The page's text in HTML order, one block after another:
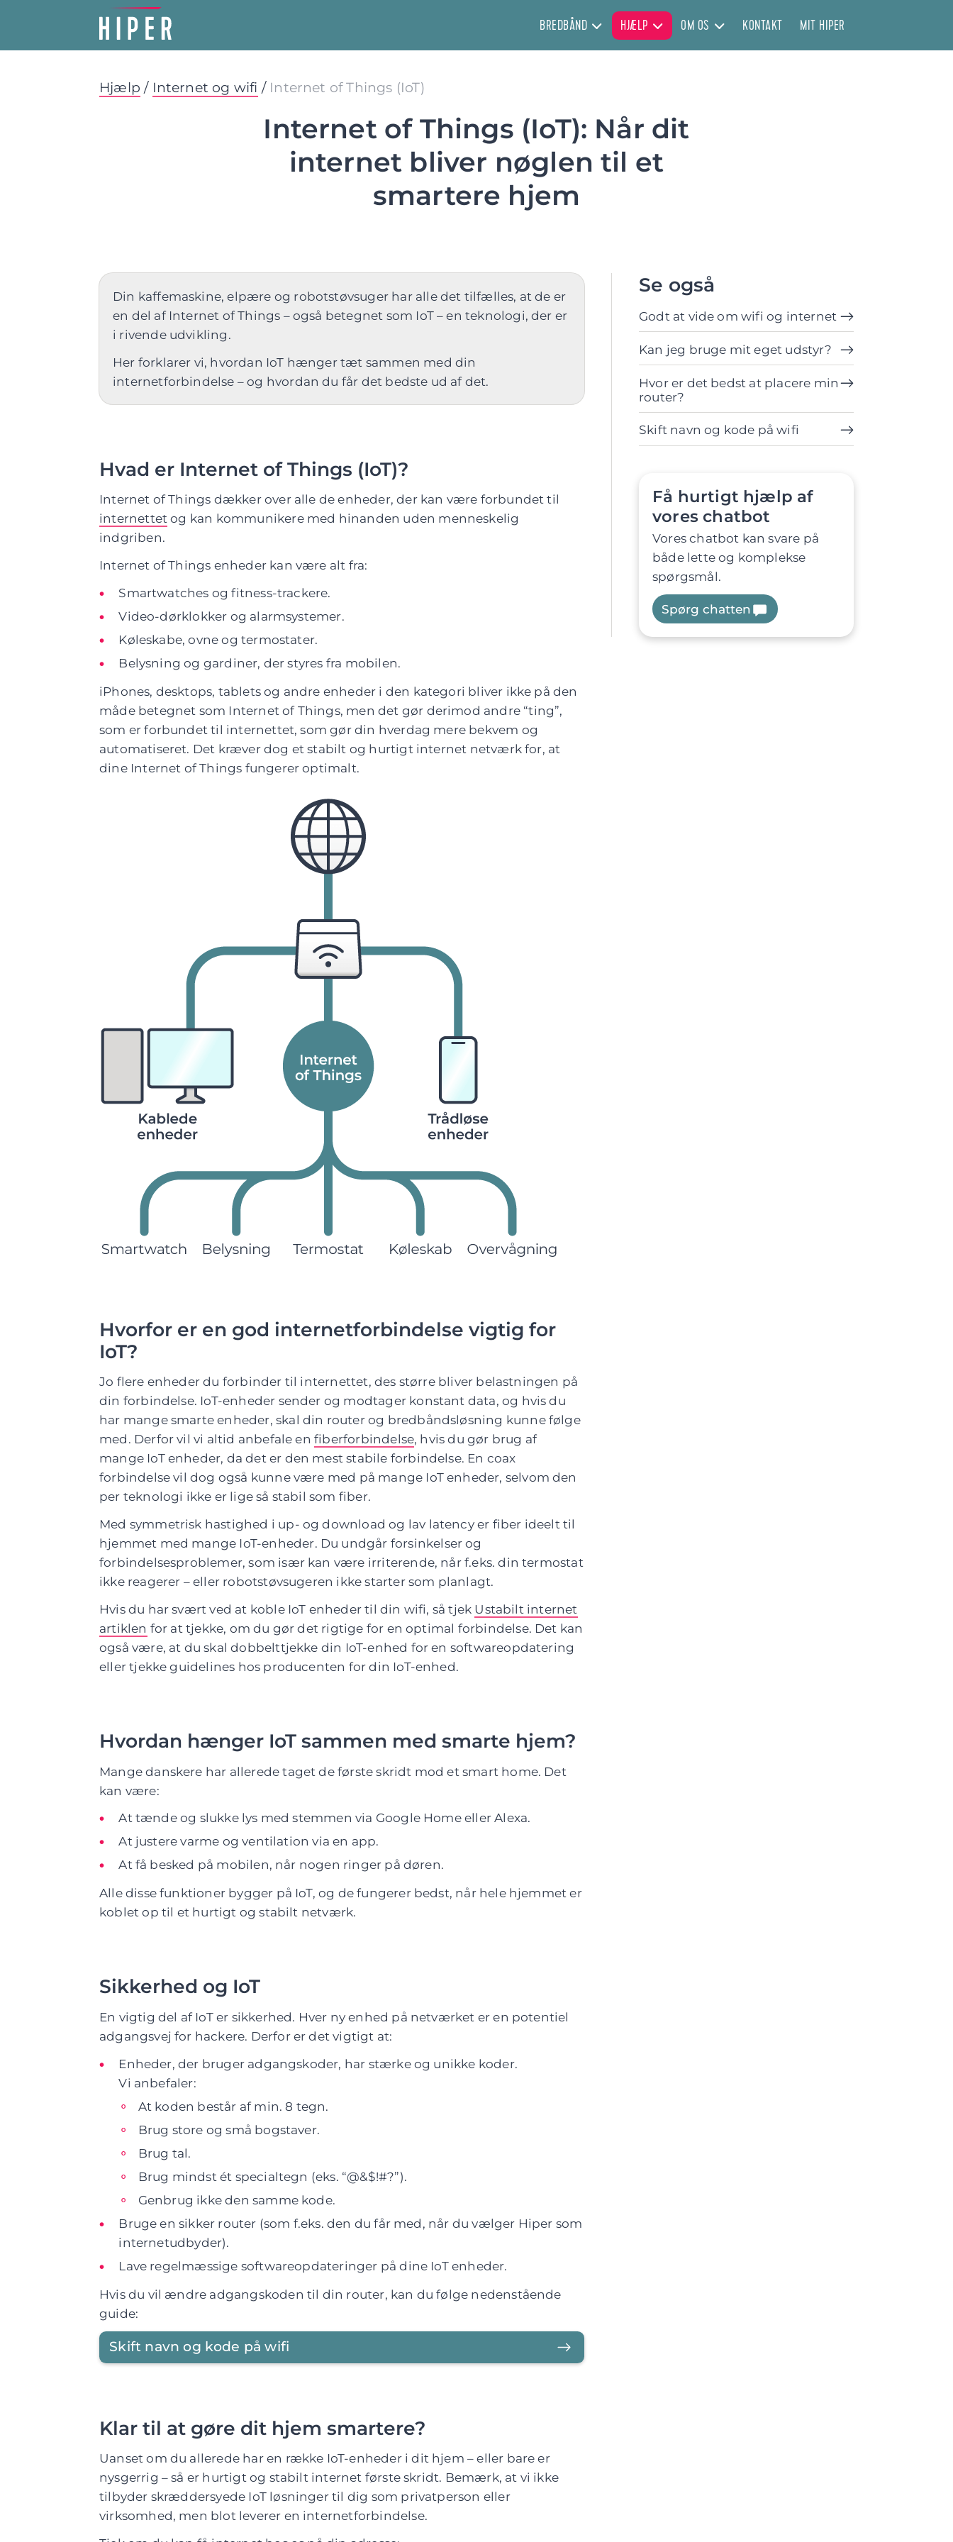
BREDBÅND HJÆLP OM OS KONTAKT MIT HIPER
Hjælp / Internet og wifi / Internet of Things (IoT)
Internet of Things (IoT): Når dit
internet bliver nøglen til et
smartere hjem
Din kaffemaskine, elpære og robotstøvsuger har alle det tilfælles, at de er
en del af Internet of Things – også betegnet som IoT – en teknologi, der er
i rivende udvikling.
Her forklarer vi, hvordan IoT hænger tæt sammen med din
internetforbindelse – og hvordan du får det bedste ud af det.
Hvad er Internet of Things (IoT)?
Internet of Things dækker over alle de enheder, der kan være forbundet til
internettet og kan kommunikere med hinanden uden menneskelig
indgriben.
Internet of Things enheder kan være alt fra:
Smartwatches og fitness-trackere.
Video-dørklokker og alarmsystemer.
Køleskabe, ovne og termostater.
Belysning og gardiner, der styres fra mobilen.
iPhones, desktops, tablets og andre enheder i den kategori bliver ikke på den
måde betegnet som Internet of Things, men det gør derimod andre “ting”,
som er forbundet til internettet, som gør din hverdag mere bekvem og
automatiseret. Det kræver dog et stabilt og hurtigt internet netværk for, at
dine Internet of Things fungerer optimalt.
Hvorfor er en god internetforbindelse vigtig for
IoT?
Jo flere enheder du forbinder til internettet, des større bliver belastningen på
din forbindelse. IoT-enheder sender og modtager konstant data, og hvis du
har mange smarte enheder, skal din router og bredbåndsløsning kunne følge
med. Derfor vil vi altid anbefale enfiberforbindelse, hvis du gør brug af
mange IoT enheder, da det er den mest stabile forbindelse. En coax
forbindelse vil dog også kunne være med på mange IoT enheder, selvom den
per teknologi ikke er lige så stabil som fiber.
Med symmetrisk hastighed i up- og download og lav latency er fiber ideelt til
hjemmet med mange IoT-enheder. Du undgår forsinkelser og
forbindelsesproblemer, som især kan være irriterende, når f.eks. din termostat
ikke reagerer – eller robotstøvsugeren ikke starter som planlagt.
Hvis du har svært ved at koble IoT enheder til din wifi, så tjek Ustabilt internet
artiklen for at tjekke, om du gør det rigtige for en optimal forbindelse. Det kan
også være, at du skal dobbelttjekke din IoT-enhed for en softwareopdatering
eller tjekke guidelines hos producenten for din IoT-enhed.
Hvordan hænger IoT sammen med smarte hjem?
Mange danskere har allerede taget de første skridt mod et smart home. Det
kan være:
At tænde og slukke lys med stemmen via Google Home eller Alexa.
At justere varme og ventilation via en app.
At få besked på mobilen, når nogen ringer på døren.
Alle disse funktioner bygger på IoT, og de fungerer bedst, når hele hjemmet er
koblet op til et hurtigt og stabilt netværk.
Sikkerhed og IoT
En vigtig del af IoT er sikkerhed. Hver ny enhed på netværket er en potentiel
adgangsvej for hackere. Derfor er det vigtigt at:
Enheder, der bruger adgangskoder, har stærke og unikke koder.
Vi anbefaler:
At koden består af min. 8 tegn.
Brug store og små bogstaver.
Brug tal.
Brug mindst ét specialtegn (eks. “@&$!#?”).
Genbrug ikke den samme kode.
Bruge en sikker router (som f.eks. den du får med, når du vælger Hiper som
internetudbyder).
Lave regelmæssige softwareopdateringer på dine IoT enheder.
Hvis du vil ændre adgangskoden til din router, kan du følge nedenstående
guide:
Skift navn og kode på wifi
Klar til at gøre dit hjem smartere?
Uanset om du allerede har en række IoT-enheder i dit hjem – eller bare er
nysgerrig – så er hurtigt og stabilt internet første skridt. Bemærk, at vi ikke
tilbyder skræddersyede IoT løsninger til dig som privatperson eller
virksomhed, men blot leverer en internetforbindelse.
Se også
Godt at vide om wifi og internet
Kan jeg bruge mit eget udstyr?
Hvor er det bedst at placere min
router?
Skift navn og kode på wifi
Få hurtigt hjælp af
vores chatbot
Vores chatbot kan svare på
både lette og komplekse
spørgsmål.
Spørg chatten